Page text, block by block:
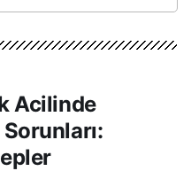
Acilinde